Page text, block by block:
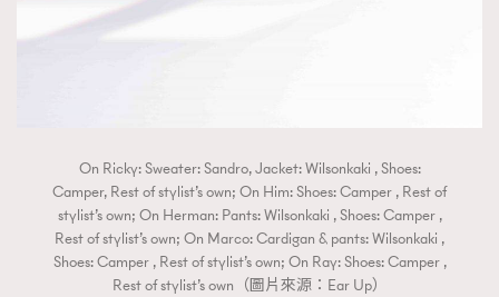
On Ricky: Sweater: Sandro, Jacket: Wilsonkaki , Shoes:
Camper, Rest of stylist’s own; On Him: Shoes: Camper , Rest of
stylist’s own; On Herman: Pants: Wilsonkaki , Shoes: Camper ,
Rest of stylist’s own; On Marco: Cardigan & pants: Wilsonkaki ,
Shoes: Camper , Rest of stylist’s own; On Ray: Shoes: Camper ,
Rest of stylist’s own（圖片來源：Ear Up）